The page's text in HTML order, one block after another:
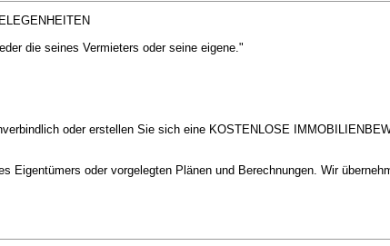
die seines Vermieters oder seine eigene."
oder erstellen Sie sich eine KOSTENLOSE
Eigentümers oder vorgelegten Plänen und Berechnungen. Wir